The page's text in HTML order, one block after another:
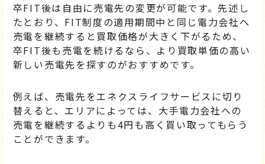
卒FIT後は自由に売電先の変更が可能です。先述し
たとおり、FIT制度の適用期間中と同じ電力会社へ
売電を継続すると買取価格が大きく下がるため、
卒FIT後も売電を続けるなら、より買取単価の高い
新しい売電先を探すのがおすすめです。
例えば、売電先をエネクスライフサービスに切り
替えると、エリアによっては、大手電力会社への
売電を継続するよりも4円も高く買い取ってもらう
ことができます。